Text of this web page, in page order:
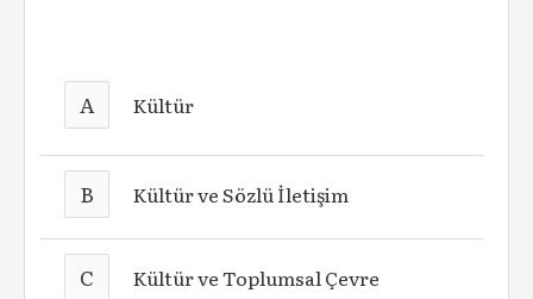
A Kültür
B Kültür ve Sözlü İletişim
C Kültür ve Toplumsal Çevre